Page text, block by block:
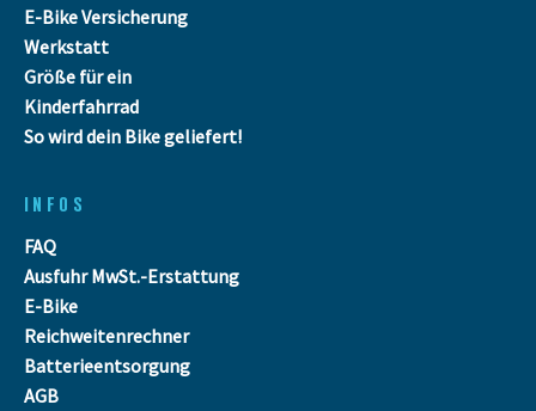
E-Bike Versicherung
Werkstatt
Größe für ein
Kinderfahrrad
So wird dein Bike geliefert!
INFOS
FAQ
Ausfuhr MwSt.-Erstattung
E-Bike
Reichweitenrechner
Batterieentsorgung
AGB